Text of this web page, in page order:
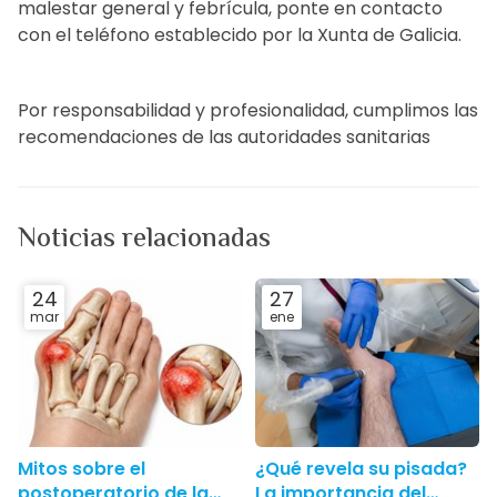
malestar general y febrícula, ponte en contacto
con el teléfono establecido por la Xunta de Galicia.
Por responsabilidad y profesionalidad, cumplimos las
recomendaciones de las autoridades sanitarias
Noticias relacionadas
24
mar
Mitos sobre el
27
ene
¿Qué revela su pisada?